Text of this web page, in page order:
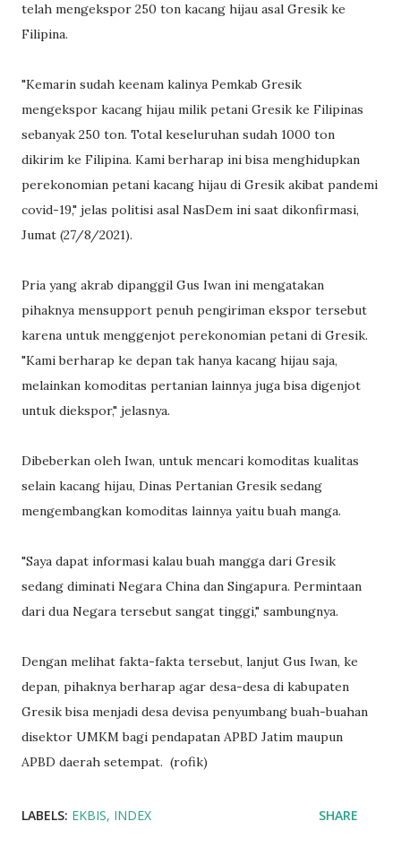
telah mengekspor 250 ton kacang hijau asal Gresik ke
Filipina.
"Kemarin sudah keenam kalinya Pemkab Gresik
mengekspor kacang hijau milik petani Gresik ke Filipinas
sebanyak 250 ton. Total keseluruhan sudah 1000 ton
dikirim ke Filipina. Kami berharap ini bisa menghidupkan
perekonomian petani kacang hijau di Gresik akibat pandemi
covid-19," jelas politisi asal NasDem ini saat dikonfirmasi,
Jumat (27/8/2021).
Pria yang akrab dipanggil Gus Iwan ini mengatakan
pihaknya mensupport penuh pengiriman ekspor tersebut
karena untuk menggenjot perekonomian petani di Gresik.
"Kami berharap ke depan tak hanya kacang hijau saja,
melainkan komoditas pertanian lainnya juga bisa digenjot
untuk diekspor," jelasnya.
Dibeberkan oleh Iwan, untuk mencari komoditas kualitas
selain kacang hijau, Dinas Pertanian Gresik sedang
mengembangkan komoditas lainnya yaitu buah manga.
"Saya dapat informasi kalau buah mangga dari Gresik
sedang diminati Negara China dan Singapura. Permintaan
dari dua Negara tersebut sangat tinggi," sambungnya.
Dengan melihat fakta-fakta tersebut, lanjut Gus Iwan, ke
depan, pihaknya berharap agar desa-desa di kabupaten
Gresik bisa menjadi desa devisa penyumbang buah-buahan
disektor UMKM bagi pendapatan APBD Jatim maupun
APBD daerah setempat. (rofik)
LABELS: EKBIS INDEX SHARE